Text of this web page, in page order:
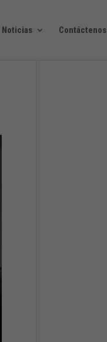
Noticias Contáctenos